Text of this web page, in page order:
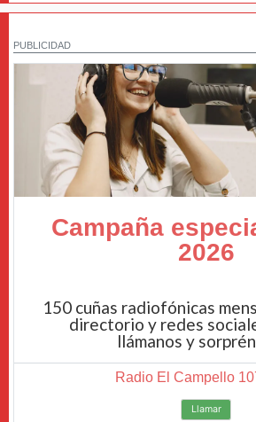
PUBLICIDAD
Campaña
2026
150 cuñas radiofónicas
directorio y redes
llámanos y
Radio El Campello
Llamar